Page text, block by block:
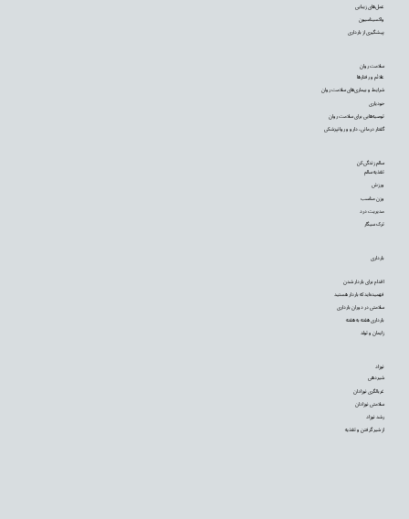
نوزاد
شیردهی
غربالگری نوزادان
سلامتی نوزادان
رشد نوزاد
از شیر گرفتن و تغذیه
بارداری
اقدام برای باردار شدن
فهمیده‌اید که باردار هستید
سلامتی در دوران بارداری
بارداری هفته به هفته
زایمان و تولد
سالم زندگی کن
تغذیه سالم
ورزش
وزن مناسب
مدیریت درد
ترک سیگار
سلامت روان
علائم و رفتارها
شرایط و بیماری‌های سلامت روان
خودیاری
توصیه‌‌هایی برای سلامت روان
گفتار درمانی، دارو و روانپزشکی
عمل‌های زیبایی
واکسیناسیون
پیشگیری از بارداری